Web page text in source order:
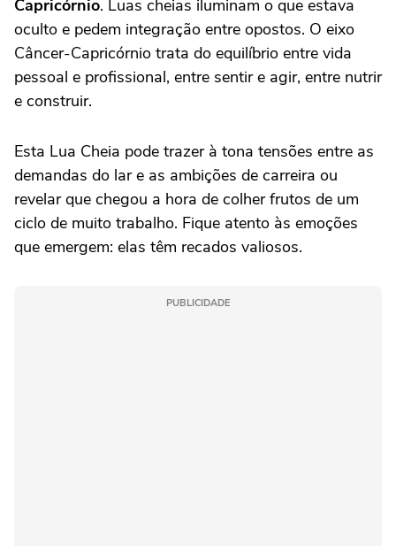
Capricórnio. Luas cheias iluminam o que estava
oculto e pedem integração entre opostos. O eixo
Câncer-Capricórnio trata do equilíbrio entre vida
pessoal e profissional, entre sentir e agir, entre nutrir
e construir.
Esta Lua Cheia pode trazer à tona tensões entre as
demandas do lar e as ambições de carreira ou
revelar que chegou a hora de colher frutos de um
ciclo de muito trabalho. Fique atento às emoções
que emergem: elas têm recados valiosos.
PUBLICIDADE